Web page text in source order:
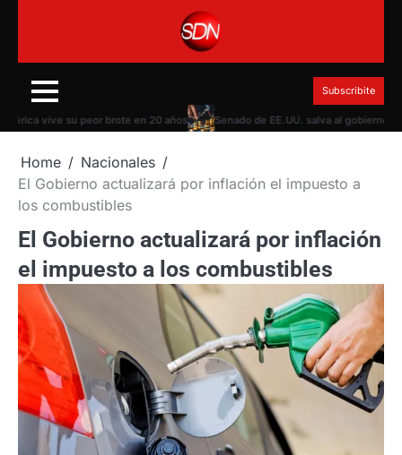
Subscribite
vive su peor brote en 20 años Senado de EE.UU. salva al gobierno
Home
Nacionales
El Gobierno actualizará por inflación el impuesto a
los combustibles
El Gobierno actualizará por inflación
el impuesto a los combustibles